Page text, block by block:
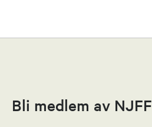
Send epost
Bli medlem av NJFF